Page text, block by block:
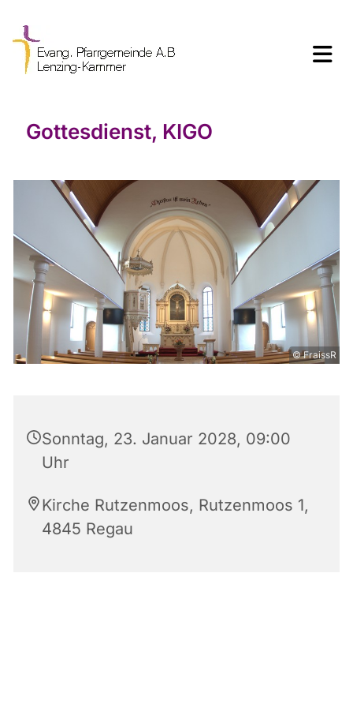
Gottesdienst, KIGO
© FraissR
Sonntag, 23. Januar 2028, 09:00
Uhr
Kirche Rutzenmoos, Rutzenmoos 1,
4845 Regau